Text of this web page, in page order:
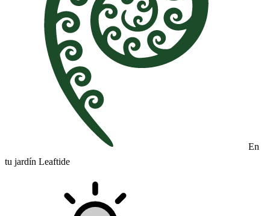
En
tu jardín Leaftide